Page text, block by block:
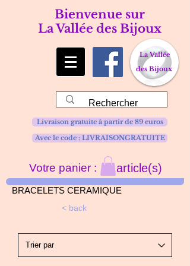
Bienvenue sur
La Vallée des Bijoux
La Vallée
des Bijoux
Avec le code : LIVRAISONGRATUITE
Livraison gratuite à partir de 89 euros
Votre panier : article(s)
BRACELETS CERAMIQUE
< back